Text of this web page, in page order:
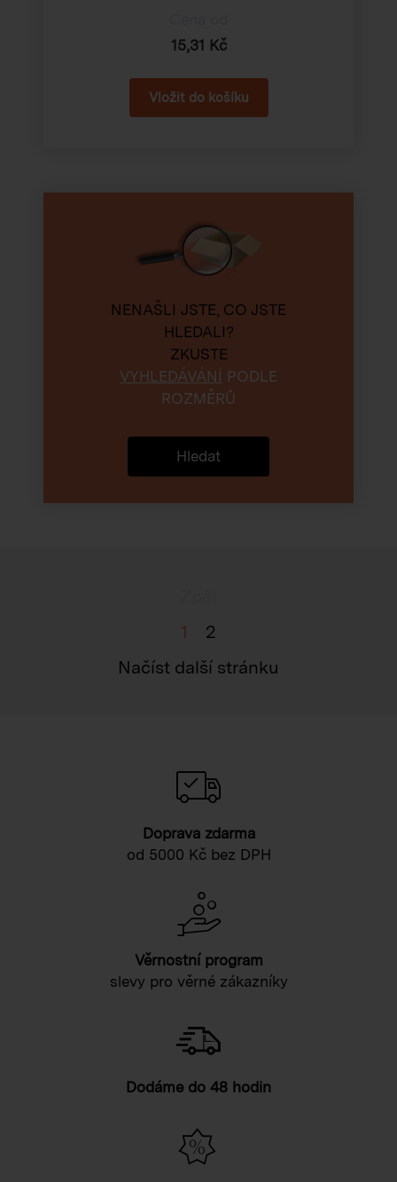
15,31 Kč
NENAŠLI JSTE, CO JSTE
HLEDALI?
ZKUSTE
VYHLEDÁVÁNÍ PODLE
ROZMĚRŮ
Hledat
1
2
Načíst další stránku
Doprava zdarma
od 5000 Kč bez DPH
Věrnostní program
slevy pro věrné zákazníky
Dodáme do 48 hodin